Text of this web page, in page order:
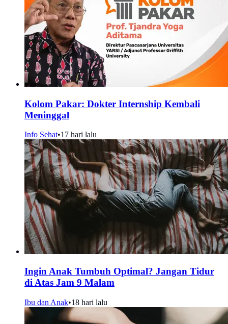
Kolom Pakar: Dokter Internship Kembali
Meninggal
Info Sehat•17 hari lalu
Ingin Anak Tumbuh Optimal? Jangan Tidur
di Atas Jam 9 Malam
Ibu dan Anak•18 hari lalu